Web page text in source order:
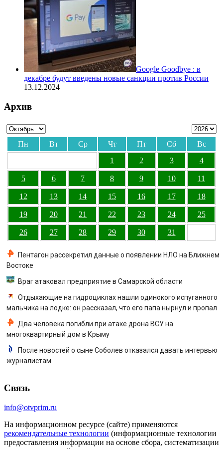
Google Goodbye : в
декабре будут введены новые санкции против России
13.12.2024
Архив
Пн Вт Ср Чт Пт Сб
Вс
1
2 3 4
5 6 7 8 9 10 11
12 13 14 15 16 17 18
19 20 21 22 23 24 25
26 27 28 29 30 31
Пентагон рассекретил данные о появлении НЛО на Ближнем
Востоке
Враг атаковал предприятие в Самарской области
Отдыхающие на гидроциклах нашли одинокого испуганного
мальчика на лодке: он рассказал, что его папа нырнул и пропал
Два человека погибли при атаке дрона ВСУ на
многоквартирный дом в Крыму
После новостей о сыне Соболев отказался давать интервью
журналистам
Связь
info@otvprim.ru
На информационном ресурсе (сайте) применяются
рекомендательные технологии (информационные технологии
предоставления информации на основе сбора, систематизации